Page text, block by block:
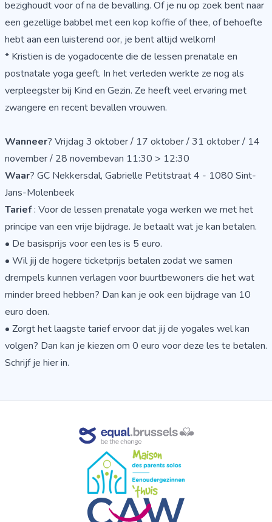
bezighoudt voor of na de bevalling. Of je nu op zoek bent naar
een gezellige babbel met een kop koffie of thee, of behoefte
hebt aan een luisterend oor, je bent altijd welkom!
* Kristien is de yogadocente die de lessen prenatale en
postnatale yoga geeft. In het verleden werkte ze nog als
verpleegster bij Kind en Gezin. Ze heeft veel ervaring met
zwangere en recent bevallen vrouwen.
Wanneer? Vrijdag 3 oktober / 17 oktober / 31 oktober / 14
november / 28 novembevan 11:30 > 12:30
Waar? GC Nekkersdal, Gabrielle Petitstraat 4 - 1080 Sint-
Jans-Molenbeek
Tarief: Voor de lessen prenatale yoga werken we met het
principe van een vrije bijdrage. Je betaalt wat je kan betalen.
• De basisprijs voor een les is 5 euro.
• Wil jij de hogere ticketprijs betalen zodat we samen
drempels kunnen verlagen voor buurtbewoners die het wat
minder breed hebben? Dan kan je ook een bijdrage van 10
euro doen.
• Zorgt het laagste tarief ervoor dat jij de yogales wel kan
volgen? Dan kan je kiezen om 0 euro voor deze les te betalen.
Schrijf je hier in.